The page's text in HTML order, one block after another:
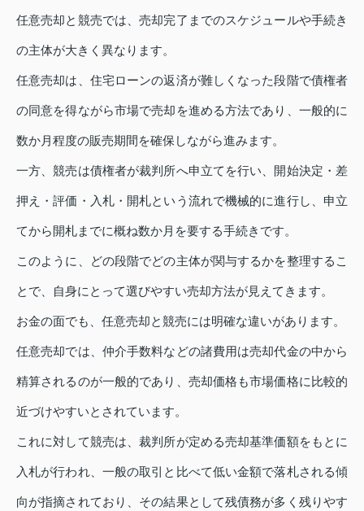
任意売却と競売では、売却完了までのスケジュールや手続き
の主体が大きく異なります。
任意売却は、住宅ローンの返済が難しくなった段階で債権者
の同意を得ながら市場で売却を進める方法であり、一般的に
数か月程度の販売期間を確保しながら進みます。
一方、競売は債権者が裁判所へ申立てを行い、開始決定・差
押え・評価・入札・開札という流れで機械的に進行し、申立
てから開札までに概ね数か月を要する手続きです。
このように、どの段階でどの主体が関与するかを整理するこ
とで、自身にとって選びやすい売却方法が見えてきます。
お金の面でも、任意売却と競売には明確な違いがあります。
任意売却では、仲介手数料などの諸費用は売却代金の中から
精算されるのが一般的であり、売却価格も市場価格に比較的
近づけやすいとされています。
これに対して競売は、裁判所が定める売却基準価額をもとに
入札が行われ、一般の取引と比べて低い金額で落札される傾
向が指摘されており、その結果として残債務が多く残りやす